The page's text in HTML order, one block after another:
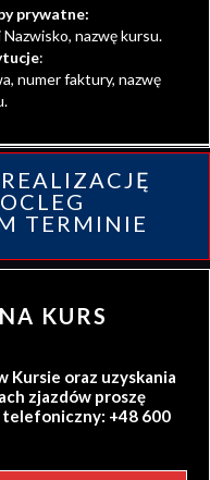
prywatne:
Nazwisko, nazwę kursu.
:
numer faktury, nazwę
TERMINIE
KURS
Kursie oraz uzyskania
zjazdów proszę
+48 600